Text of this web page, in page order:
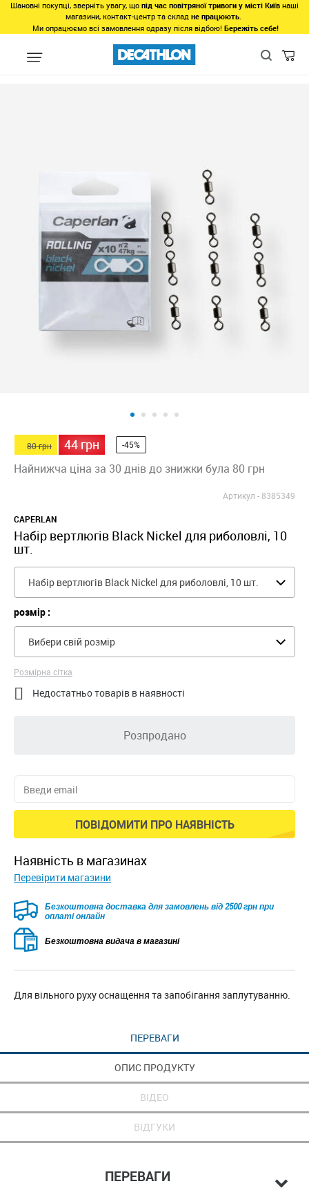
Шановні покупці, зверніть увагу, що під час повітряної тривоги у місті Київ наші
магазини, контакт-центр та склад не працюють.
Ми опрацюємо всі замовлення одразу після відбою! Бережіть себе!
Популярне Товари 500-1000грн Набір вертлюгів Black Nickel
80 грн 44 грн -45%
Найнижча ціна за 30 днів до знижки була 80 грн
Артикул -8385349
CAPERLAN
Набір вертлюгів Black Nickel для риболовлі, 10
шт.
Набір вертлюгів Black Nickel для риболовлі, 10 шт.
розмір :
Вибери свій розмір
Розмірна сітка
 Недостатньо товарів в наявності
Розпродано
ПОВІДОМИТИ ПРО НАЯВНІСТЬ
наявність в магазинах
Перевірити магазини
Безкоштовна доставка для замовлень від 2500 грн при
оплаті онлайн
Безкоштовна видача в магазині
Для вільного руху оснащення та запобігання заплутуванню.
ПЕРЕВАГИ
ОПИС ПРОДУКТУ
ВІДЕО
ВІДГУКИ
ПЕРЕВАГИ